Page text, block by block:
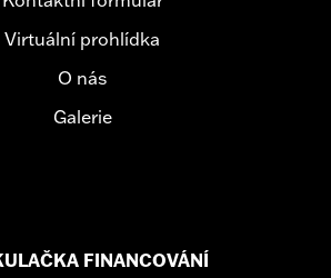
Virtuální prohlídka
O nás
Galerie
FINANCOVÁNÍ